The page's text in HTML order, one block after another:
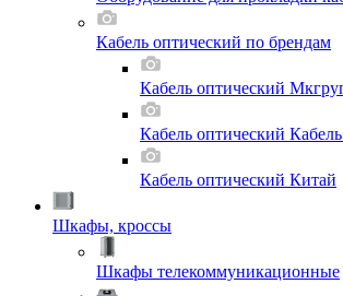
Кабель оптический по брендам
Кабель оптический
Кабель оптический
Кабель оптический Китай
Шкафы, кроссы
Шкафы телекоммуникационные